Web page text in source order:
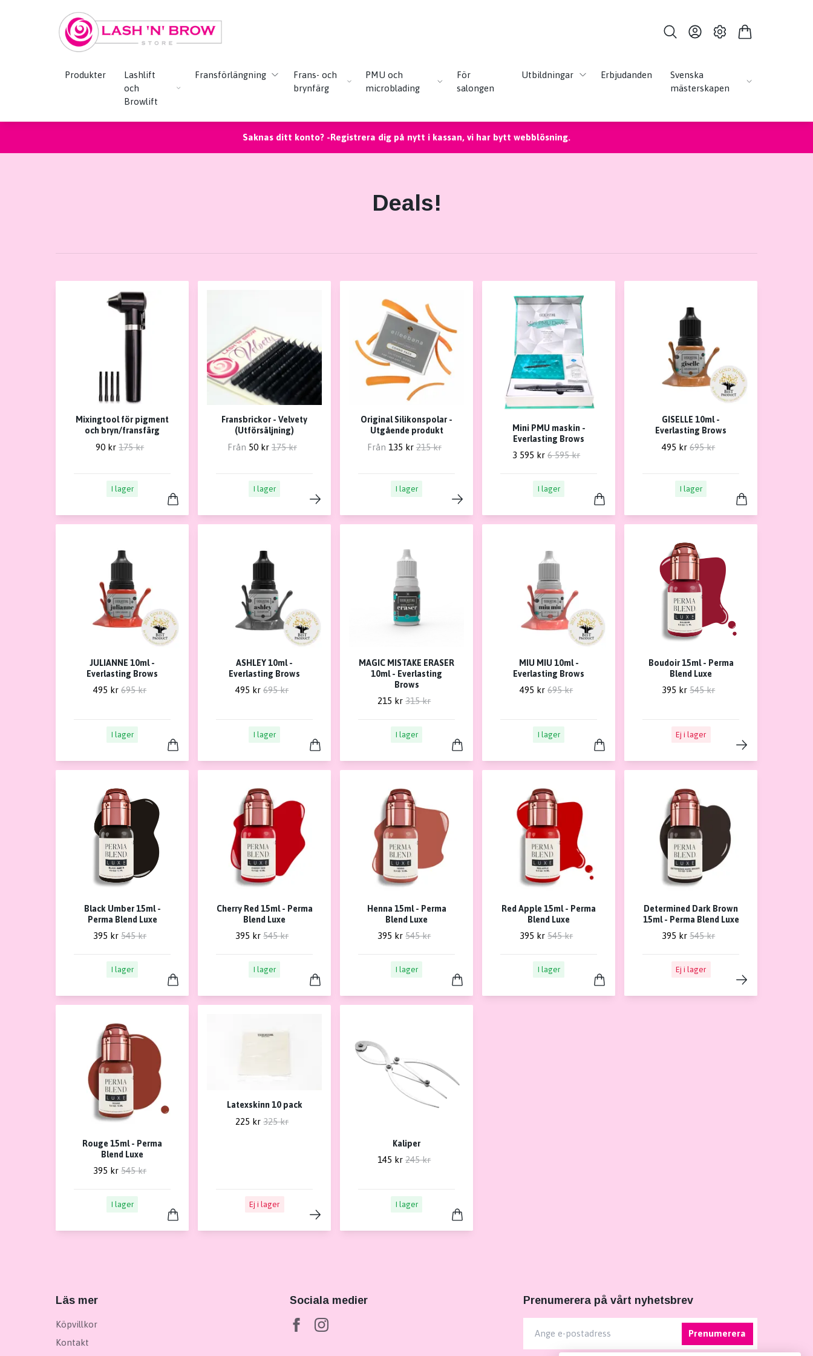
Produkter
Lashlift
och
Browlift
Fransförlängning
Frans- och
brynfärg
PMU och
microblading
För
salongen
Utbildningar Erbjudanden
Svenska
mästerskapen
Saknas ditt konto? -Registrera dig på nytt i kassan, vi har bytt webblösning.
Deals!
Mixingtool för pigment
och bryn/fransfärg
90 kr 175 kr
I lager
Fransbrickor - Velvety
(Utförsäljning)
Från 50 kr 175 kr
I lager
Original Silikonspolar -
Utgående produkt
Från 135 kr 215 kr
I lager
Mini PMU maskin -
Everlasting Brows
3 595 kr 6 595 kr
I lager
GISELLE 10ml -
Everlasting Brows
495 kr 695 kr
I lager
JULIANNE 10ml -
Everlasting Brows
495 kr 695 kr
I lager
ASHLEY 10ml -
Everlasting Brows
495 kr 695 kr
I lager
MAGIC MISTAKE ERASER
10ml - Everlasting
Brows
215 kr 315 kr
I lager
MIU MIU 10ml -
Everlasting Brows
495 kr 695 kr
I lager
Boudoir 15ml - Perma
Blend Luxe
395 kr 545 kr
Ej i lager
Black Umber 15ml -
Perma Blend Luxe
395 kr 545 kr
I lager
Cherry Red 15ml - Perma
Blend Luxe
395 kr 545 kr
I lager
Henna 15ml - Perma
Blend Luxe
395 kr 545 kr
I lager
Red Apple 15ml - Perma
Blend Luxe
395 kr 545 kr
I lager
Determined Dark Brown
15ml - Perma Blend Luxe
395 kr 545 kr
Ej i lager
Rouge 15ml - Perma
Blend Luxe
395 kr 545 kr
I lager
Latexskinn 10 pack
225 kr 325 kr
Ej i lager
Kaliper
145 kr 245 kr
I lager
Läs mer
Köpvillkor
Kontakt
Sociala medier Prenumerera på vårt nyhetsbrev
Prenumerera